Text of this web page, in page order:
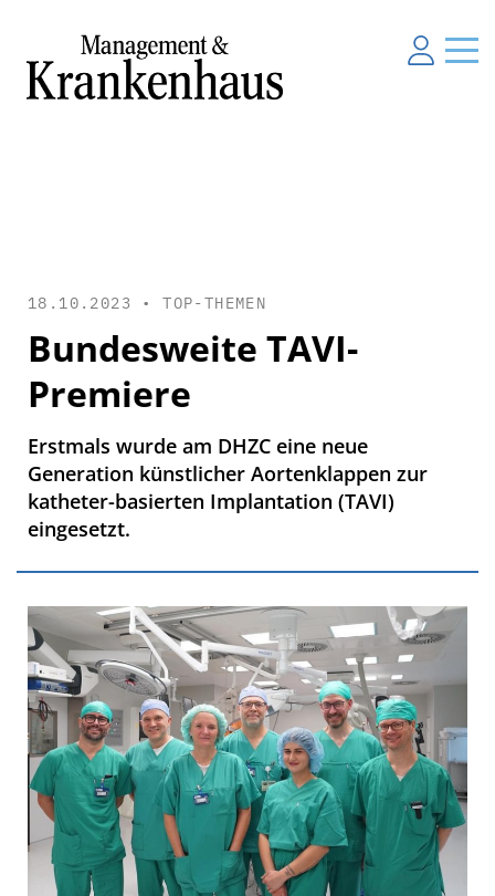
18.10.2023 •TOP-THEMEN
Bundesweite TAVI-
Premiere
Erstmals wurde am DHZC eine neue
Generation künstlicher Aortenklappen zur
katheter-basierten Implantation (TAVI)
eingesetzt.